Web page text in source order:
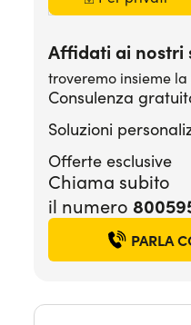
Affidati ai nostri
troveremo insieme
Consulenza
Soluzioni
Offerte esclusive
Chiama subito
il numero
PARLA